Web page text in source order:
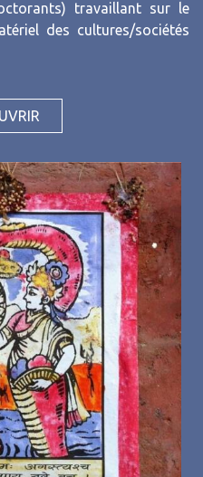
travaillant sur le
des cultures/sociétés